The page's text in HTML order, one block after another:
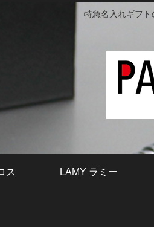
特急名入れギフ
ス LAMY ラミー